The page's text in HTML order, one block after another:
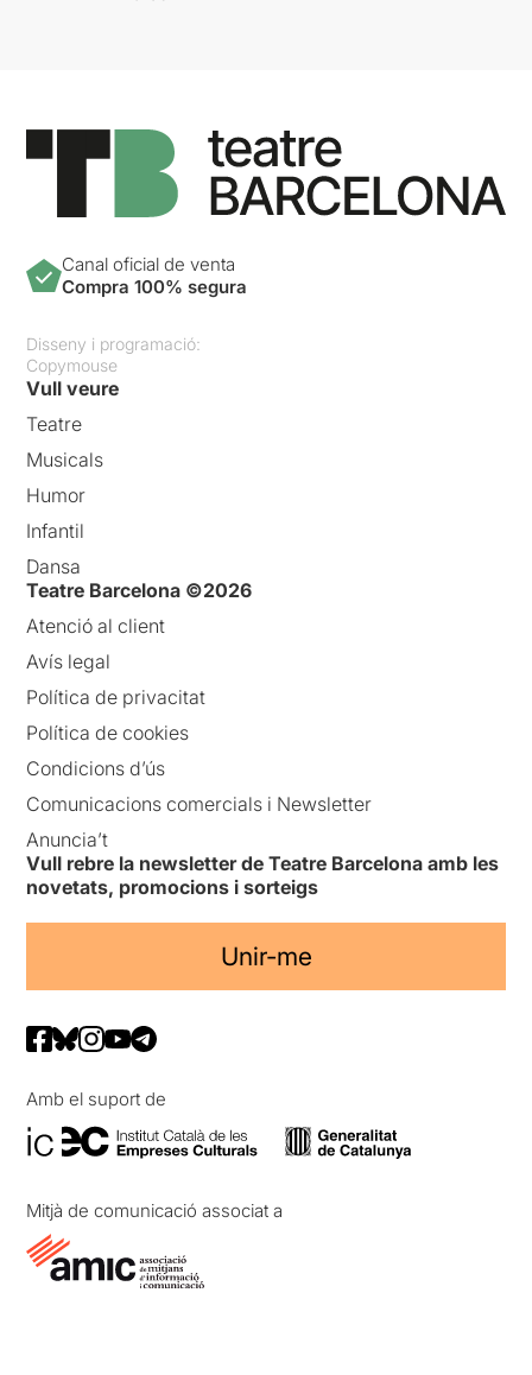
Canal oficial de venta
Compra 100% segura
Disseny i programació:
Copymouse
Vull veure
Teatre
Musicals
Humor
Infantil
Dansa
Teatre Barcelona ©2026
Atenció al client
Avís legal
Política de privacitat
Política de cookies
Condicions d’ús
Comunicacions comercials i Newsletter
Anuncia’t
Vull rebre la newsletter de Teatre Barcelona amb les
novetats, promocions i sorteigs
Unir-me
Amb el suport de
Mitjà de comunicació associat a